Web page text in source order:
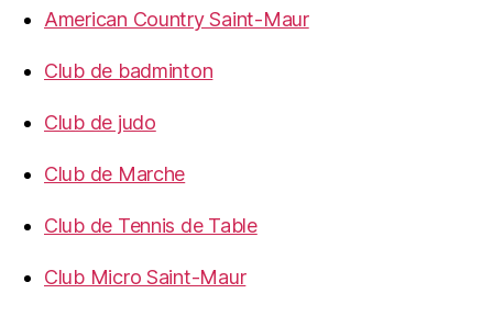
American Country Saint-Maur
Club de badminton
Club de judo
Club de Marche
Club de Tennis de Table
Club Micro Saint-Maur